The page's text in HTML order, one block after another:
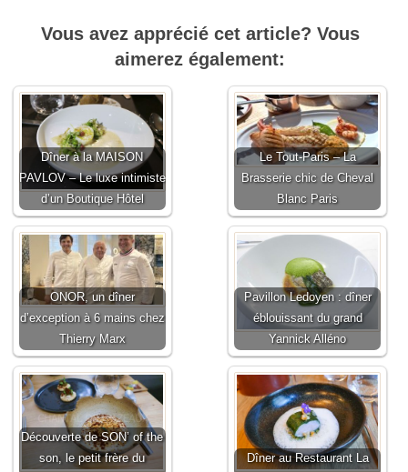
Vous avez apprécié cet article? Vous
aimerez également:
Dîner à la MAISON
PAVLOV – Le luxe intimiste
d’un Boutique Hôtel
Le Tout-Paris – La
Brasserie chic de Cheval
Blanc Paris
ONOR, un dîner
d’exception à 6 mains chez
Thierry Marx
Pavillon Ledoyen : dîner
éblouissant du grand
Yannick Alléno
Découverte de SON’ of the
son, le petit frère du
Dîner au Restaurant La